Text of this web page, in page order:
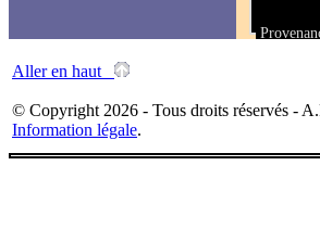
Aller en haut
© Copyright 2026 - Tous droits réservés -
Information légale.